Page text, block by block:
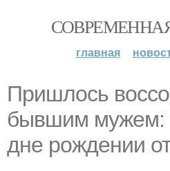
главная
Пришлось
бывшим мужем:
дне рождении